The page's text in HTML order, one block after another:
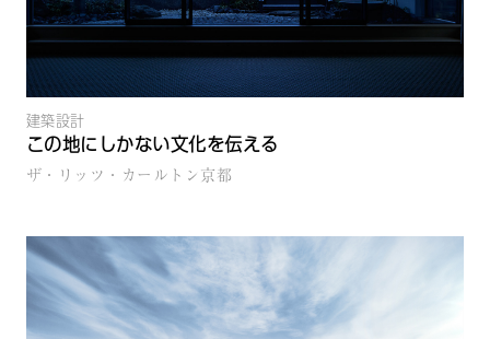
建築設計
この地にしかない文化を伝える
ザ・リッツ・カールトン京都